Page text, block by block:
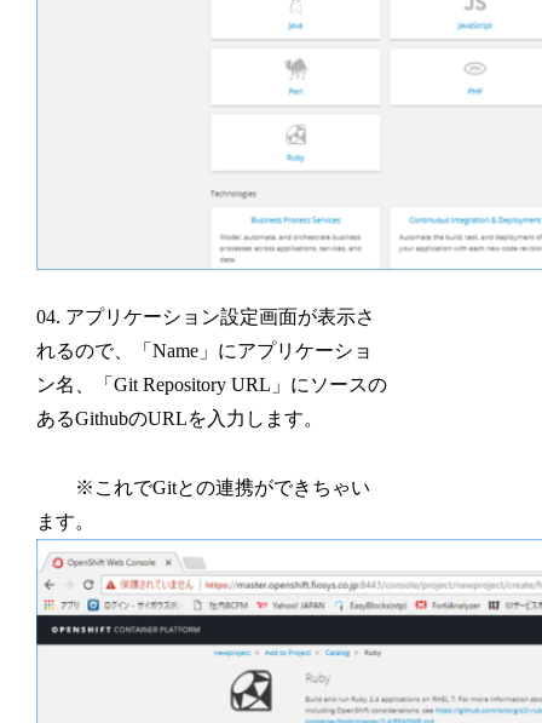
04. アプリケーション設定画面が表示さ
れるので、「Name」にアプリケーショ
ン名、「Git Repository URL」にソースの
あるGithubのURLを入力します。
※これでGitとの連携ができちゃい
ます。